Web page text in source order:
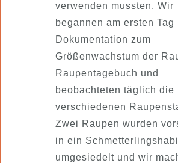
verwenden mussten. Wir
begannen am ersten Tag
Dokumentation zum
Größenwachstum der
Raupentagebuch und
beobachteten täglich die
verschiedenen
Zwei Raupen wurden
in ein
umgesiedelt und wir